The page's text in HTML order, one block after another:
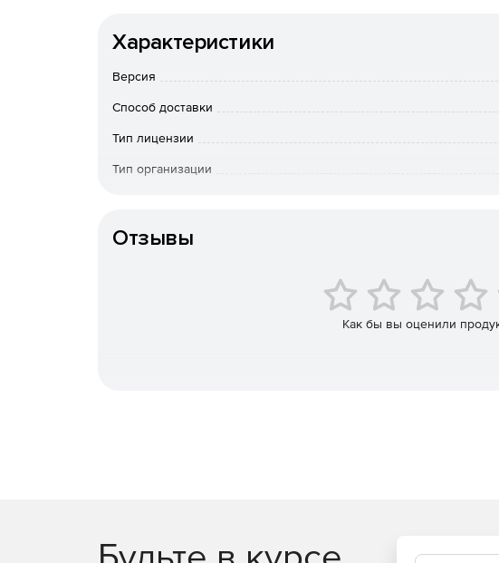
привязки, средства выравнивания и ручное редактирование.
AutoCAD-подобный вариант 2D-чертежа с командной
размеров и аннотации.
ACIS 3D Solid Modeling и Advanced Mechanical Design для
Мощная панель рисования, которая создает ассоциативные
Расширенные архитектурные инструменты, включая более
Характеристики
Версия
Способ доставки
Тип лицензии
Тип организации
Отзывы
Как бы вы оценили